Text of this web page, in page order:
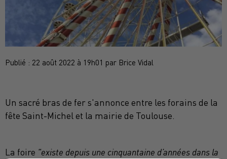
Publié : 22 août 2022 à 19h01 par Brice Vidal
Un sacré bras de fer s'annonce entre les forains de la
fête Saint-Michel et la mairie de Toulouse.
La foire "existe depuis une cinquantaine d’années dans la